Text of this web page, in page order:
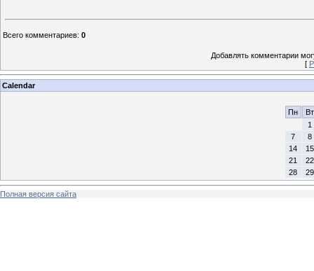
Всего комментариев: 0
Добавлять комментарии
[
Calendar
Пн
Вт
1
7
8
14
15
21
22
28
29
Полная версия сайта